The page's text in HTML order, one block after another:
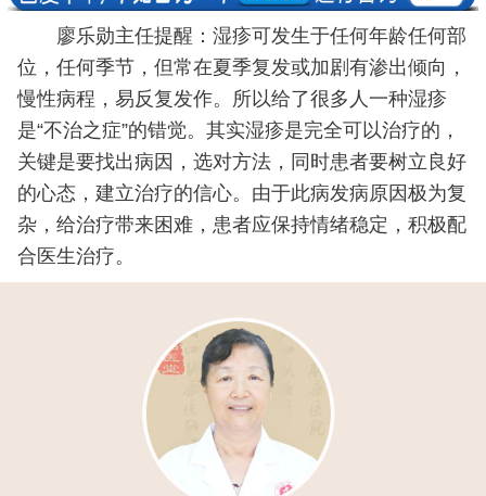
廖乐勋主任提醒：湿疹可发生于任何年龄任何部
位，任何季节，但常在夏季复发或加剧有渗出倾向，
慢性病程，易反复发作。所以给了很多人一种湿疹
是“不治之症”的错觉。其实湿疹是完全可以治疗的，
关键是要找出病因，选对方法，同时患者要树立良好
的心态，建立治疗的信心。由于此病发病原因极为复
杂，给治疗带来困难，患者应保持情绪稳定，积极配
合医生治疗。